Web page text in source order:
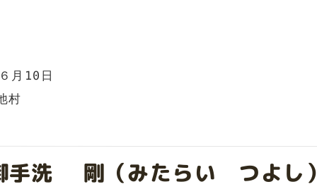
月10日
村
洗 剛（みたらい つよし）